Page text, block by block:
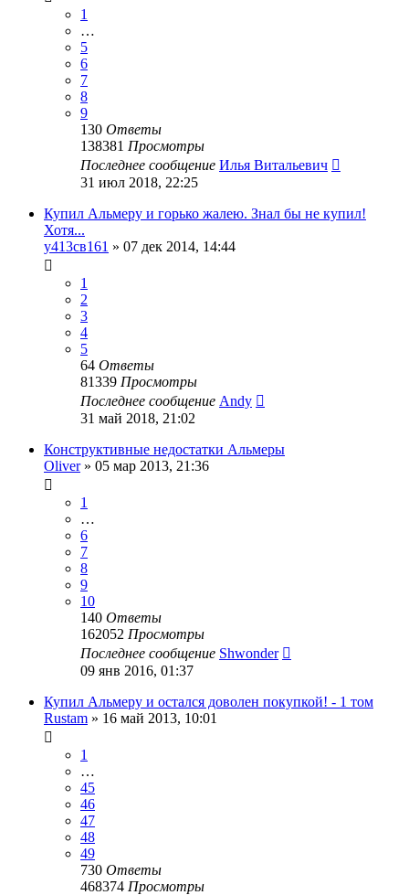
1
…
5
6
7
8
9
130 Ответы
138381 Просмотры
Последнее сообщение Илья Витальевич
31 июл 2018, 22:25
Купил Альмеру и горько жалею. Знал бы не купил!
Хотя...
у413св161 » 07 дек 2014, 14:44
1
2
3
4
5
64 Ответы
81339 Просмотры
Последнее сообщение Andy
31 май 2018, 21:02
Конструктивные недостатки Альмеры
Oliver» 05 мар 2013, 21:36
1
…
6
7
8
9
10
140 Ответы
162052 Просмотры
Последнее сообщение Shwonder
09 янв 2016, 01:37
Купил Альмеру и остался доволен покупкой! - 1 том
Rustam » 16 май 2013, 10:01
1
…
45
46
47
48
49
730 Ответы
468374 Просмотры